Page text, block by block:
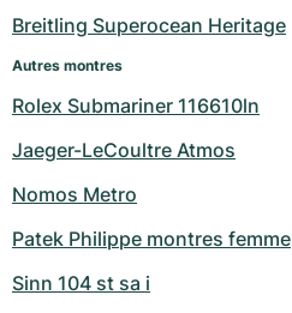
Breitling Superocean Heritage
Autres montres
Rolex Submariner 116610ln
Jaeger-LeCoultre Atmos
Nomos Metro
Patek Philippe montres femme
Sinn 104 st sa i